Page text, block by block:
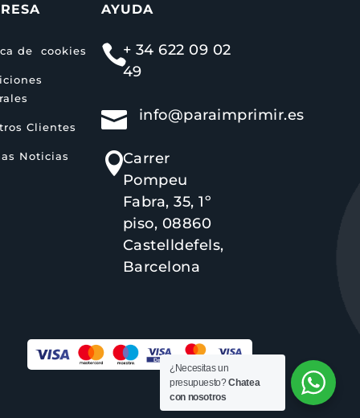
de cookies
Clientes
Noticias
AYUDA
+ 34 622 09 02
49
 info@paraimprimir.es
Carrer
Pompeu
Fabra, 35, 1º
piso, 08860
Castelldefels,
Barcelona
¿Necesitas un
presupuesto?Chatea
con nosotros